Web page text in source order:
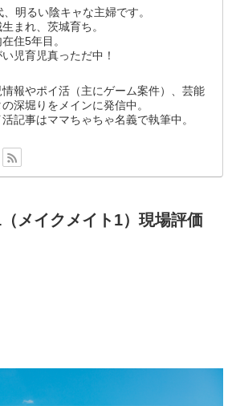
、明るい陰キャな主婦です。
まれ、茨城育ち。
住5年目。
児育児真っただ中！
情報やポイ活（主にゲーム案件）、芸能
深堀りをメインに発信中。
記事はママちゃちゃ名義で執筆中。
メイクメイト1）現場評価